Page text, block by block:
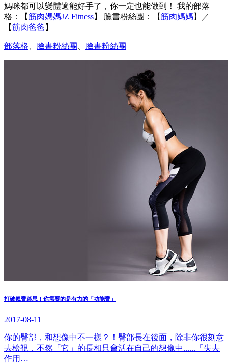
媽咪都可以變體適能好手了，你一定也能做到！ 我的部落
格：【筋肉媽媽JZ Fitness】 臉書粉絲團：【筋肉媽媽】／
【筋肉爸爸 】
部落格 臉書粉絲團 臉書粉絲團
打破翹臀迷思！你需要的是有力的「功能臀」
2017-08-11
你的臀部，和想像中不一樣？！臀部長在後面，除非你很刻意
去檢視，不然「它」的長相只會活在自己的想像中......「失去
作用…